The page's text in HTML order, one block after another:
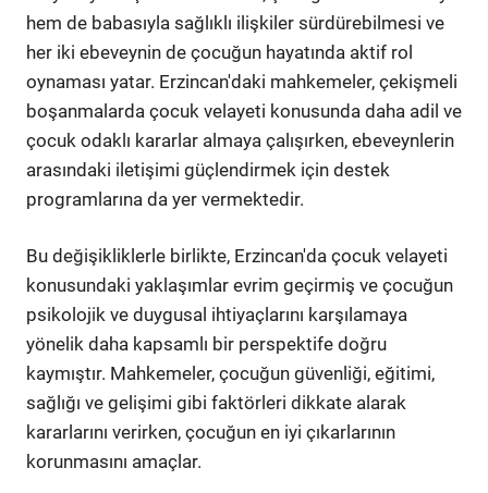
hem de babasıyla sağlıklı ilişkiler sürdürebilmesi ve
her iki ebeveynin de çocuğun hayatında aktif rol
oynaması yatar. Erzincan'daki mahkemeler, çekişmeli
boşanmalarda çocuk velayeti konusunda daha adil ve
çocuk odaklı kararlar almaya çalışırken, ebeveynlerin
arasındaki iletişimi güçlendirmek için destek
programlarına da yer vermektedir.
Bu değişikliklerle birlikte, Erzincan'da çocuk velayeti
konusundaki yaklaşımlar evrim geçirmiş ve çocuğun
psikolojik ve duygusal ihtiyaçlarını karşılamaya
yönelik daha kapsamlı bir perspektife doğru
kaymıştır. Mahkemeler, çocuğun güvenliği, eğitimi,
sağlığı ve gelişimi gibi faktörleri dikkate alarak
kararlarını verirken, çocuğun en iyi çıkarlarının
korunmasını amaçlar.